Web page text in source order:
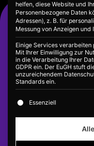
Warum
helfen, diese Website und
Personenbezogene Daten
Adressen), z. B. für
Messung von Anzeigen und
Einige Services verarbeiten
Mit Ihrer Einwilligung zur
in die Verarbeitung Ihrer
GDPR ein. Der EuGH stuft
unzureichendem
Standards ein.
Es folgt eine Liste
Essenziell